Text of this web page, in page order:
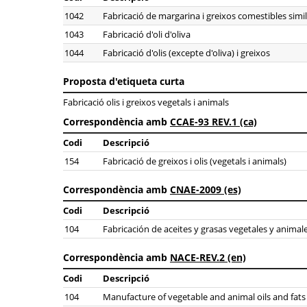
1042
Fabricació de margarina i greixos comestibles
1043
Fabricació d'oli d'oliva
1044
Fabricació d'olis (excepte d'oliva) i greixos
Proposta d'etiqueta curta
Fabricació olis i greixos vegetals i animals
Correspondència amb CCAE-93 REV.1 (ca)
Codi
Descripció
154
Fabricació de greixos i olis (vegetals i animals)
Correspondència amb CNAE-2009 (es)
Codi
Descripció
104
Fabricación de aceites y grasas vegetales y
Correspondència amb NACE-REV.2 (en)
Codi
Descripció
104
Manufacture of vegetable and animal oils and fats